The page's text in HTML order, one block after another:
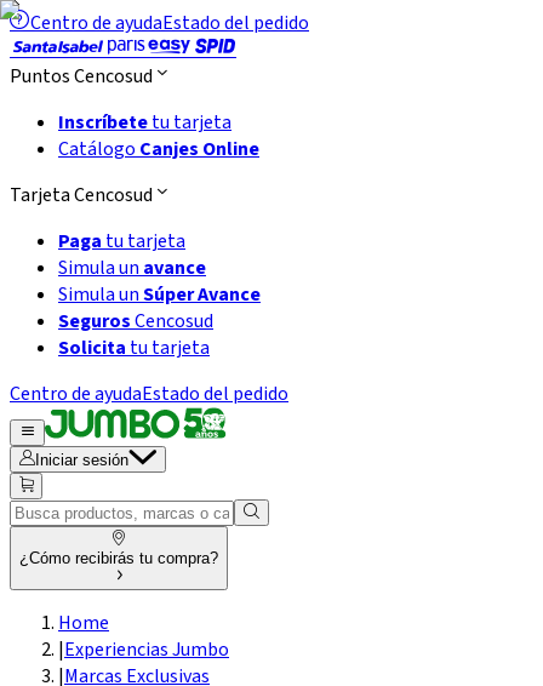
Centro de ayudaEstado del pedido
Puntos Cencosud
Inscríbetetu tarjeta
Catálogo Canjes Online
Tarjeta Cencosud
Paga tu tarjeta
Simula un avance
Simula unSúper Avance
SegurosCencosud
Solicita tu tarjeta
Centro de ayudaEstado del pedido
Iniciar sesión
¿Cómo recibirás tu compra?
Home
|Experiencias Jumbo
|Marcas Exclusivas